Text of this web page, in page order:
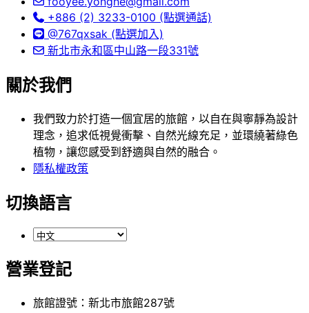
+886 (2) 3233-0100 (點選通話)
@767qxsak (點選加入)
新北市永和區中山路一段331號
關於我們
我們致力於打造一個宜居的旅館，以自在與寧靜為設計
理念，追求低視覺衝擊、自然光線充足，並環繞著綠色
植物，讓您感受到舒適與自然的融合。
隱私權政策
切換語言
營業登記
旅館證號：新北市旅館287號